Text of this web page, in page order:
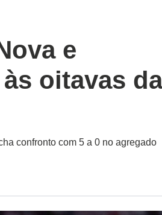
e
oitavas
confronto com 5 a 0 no agregado